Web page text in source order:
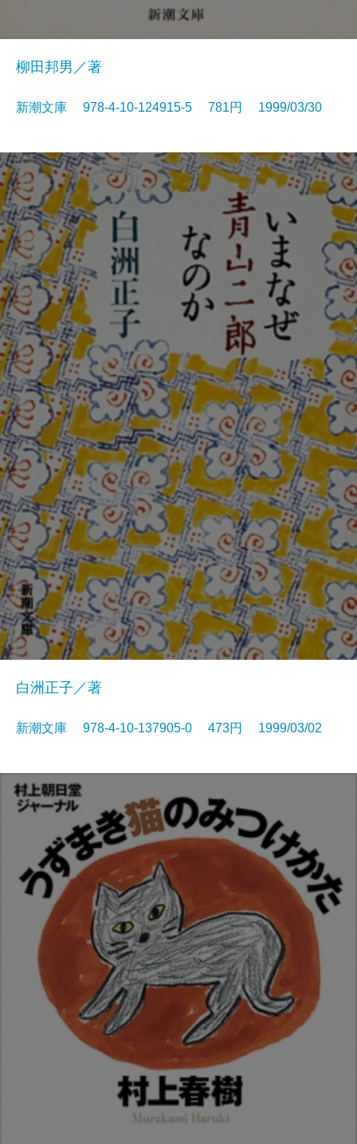
柳田邦男／著
新潮文庫 978-4-10-124915-5 781円 1999/03/30
白洲正子／著
新潮文庫 978-4-10-137905-0 473円 1999/03/02